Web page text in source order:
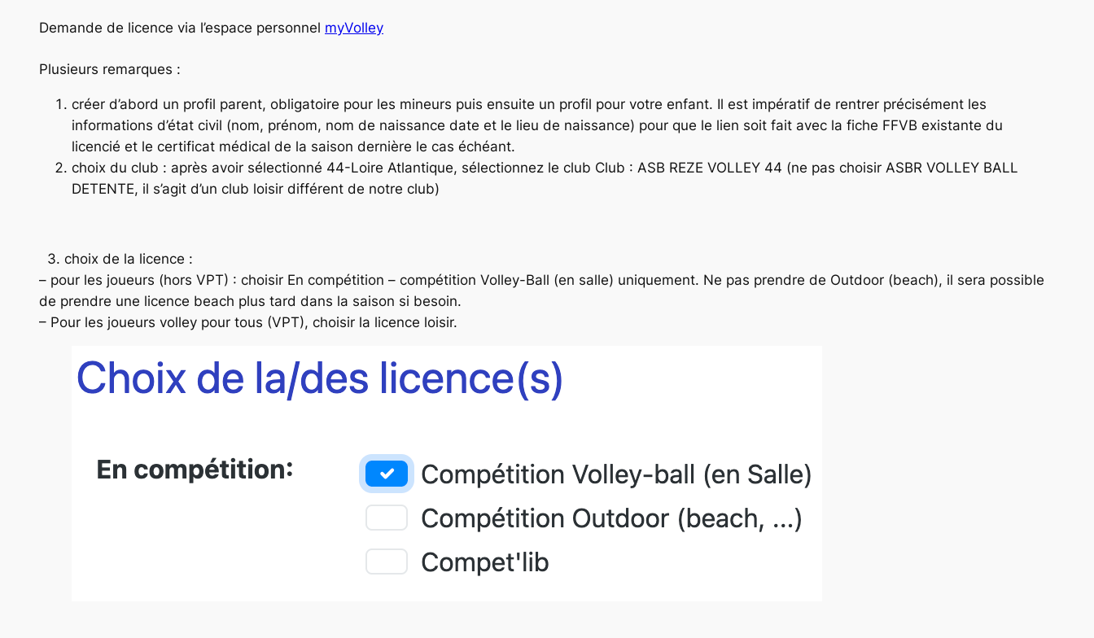
Demande de licence via l’espace personnel myVolley
Plusieurs remarques :
créer d’abord un profil parent, obligatoire pour les mineurs puis ensuite un profil pour votre enfant. Il est impératif de rentrer précisément les
informations d’état civil (nom, prénom, nom de naissance date et le lieu de naissance) pour que le lien soit fait avec la fiche FFVB existante du
licencié et le certificat médical de la saison dernière le cas échéant.
choix du club : après avoir sélectionné 44-Loire Atlantique, sélectionnez le club Club : ASB REZE VOLLEY 44 (ne pas choisir ASBR VOLLEY BALL
DETENTE, il s’agit d’un club loisir différent de notre club)
3. choix de la licence :
– pour les joueurs (hors VPT) : choisir En compétition – compétition Volley-Ball (en salle) uniquement. Ne pas prendre de Outdoor (beach), il sera possible
de prendre une licence beach plus tard dans la saison si besoin.
– Pour les joueurs volley pour tous (VPT), choisir la licence loisir.